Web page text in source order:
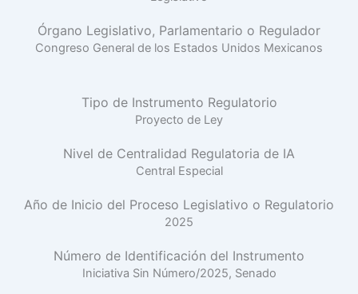
Órgano Legislativo, Parlamentario o Regulador
Congreso General de los Estados Unidos Mexicanos
Tipo de Instrumento Regulatorio
Proyecto de Ley
Nivel de Centralidad Regulatoria de IA
Central Especial
Año de Inicio del Proceso Legislativo o Regulatorio
2025
Número de Identificación del Instrumento
Iniciativa Sin Número/2025, Senado